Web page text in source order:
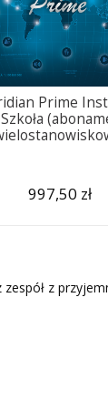
Prime
997,50 zł
z